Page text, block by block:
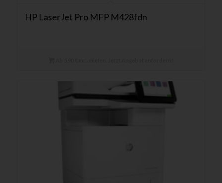
HP LaserJet Pro MFP M428fdn